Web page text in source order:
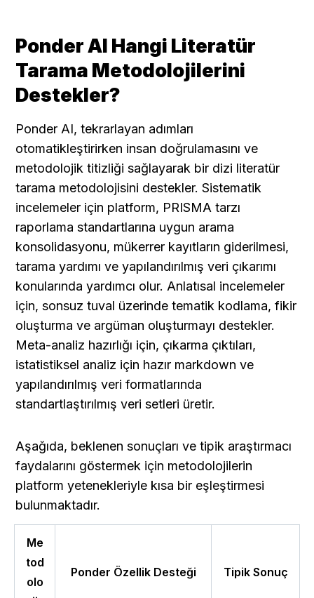
Ponder AI Hangi Literatür
Tarama Metodolojilerini
Destekler?
Ponder AI, tekrarlayan adımları
otomatikleştirirken insan doğrulamasını ve
metodolojik titizliği sağlayarak bir dizi literatür
tarama metodolojisini destekler. Sistematik
incelemeler için platform, PRISMA tarzı
raporlama standartlarına uygun arama
konsolidasyonu, mükerrer kayıtların giderilmesi,
tarama yardımı ve yapılandırılmış veri çıkarımı
konularında yardımcı olur. Anlatısal incelemeler
için, sonsuz tuval üzerinde tematik kodlama, fikir
oluşturma ve argüman oluşturmayı destekler.
Meta-analiz hazırlığı için, çıkarma çıktıları,
istatistiksel analiz için hazır markdown ve
yapılandırılmış veri formatlarında
standartlaştırılmış veri setleri üretir.
Aşağıda, beklenen sonuçları ve tipik araştırmacı
faydalarını göstermek için metodolojilerin
platform yetenekleriyle kısa bir eşleştirmesi
bulunmaktadır.
Me
tod
olo
Ponder Özellik Desteği Tipik Sonuç